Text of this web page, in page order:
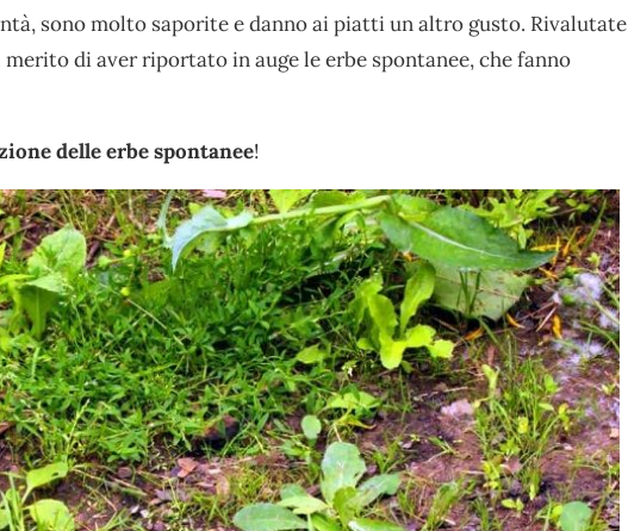
sono molto saporite e danno ai piatti un altro gusto. Rivalutate
di aver riportato in auge le erbe spontanee, che fanno
delle erbe spontanee!